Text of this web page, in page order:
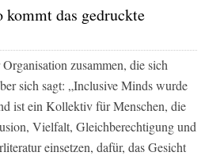
das gedruckte
zusammen, die sich
sich sagt: „Inclusive Minds wurde
ist ein Kollektiv für Menschen, die
Vielfalt, Gleichberechtigung und
einsetzen, dafür, das Gesicht